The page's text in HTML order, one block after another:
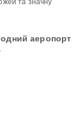
та значну
аеропорт